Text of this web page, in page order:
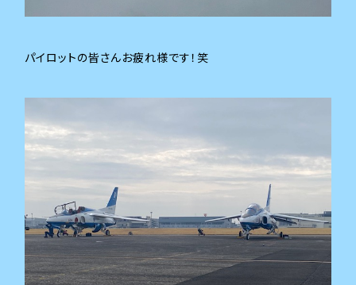
パイロットの皆さんお疲れ様です！笑